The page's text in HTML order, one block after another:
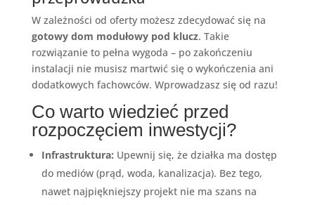
W zależności od oferty możesz zdecydować się na
gotowy dom modułowy pod klucz. Takie
rozwiązanie to pełna wygoda – po zakończeniu
instalacji nie musisz martwić się o wykończenia ani
dodatkowych fachowców. Wprowadzasz się od razu!
Co warto wiedzieć przed
rozpoczęciem inwestycji?
Infrastruktura: Upewnij się, że działka ma dostęp
do mediów (prąd, woda, kanalizacja). Bez tego,
nawet najpiękniejszy projekt nie ma szans na